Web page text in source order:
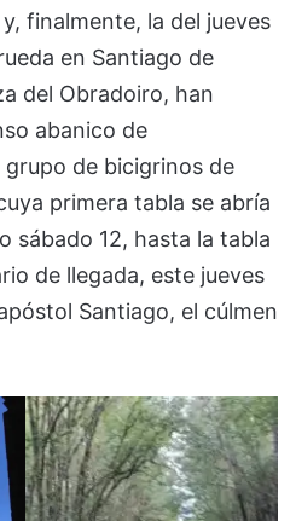
finalmente, la del jueves
en Santiago de
del Obradoiro, han
abanico de
de bicigrinos de
primera tabla se abría
sábado 12, hasta la tabla
de llegada, este jueves
Santiago, el cúlmen